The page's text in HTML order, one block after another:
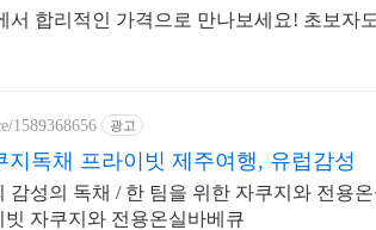
서 합리적인 가격으로 만나보세요! 초보자
1589368656 광고
독채 프라이빗 제주여행, 유럽감성
성의 독채 / 한 팀을 위한 자쿠지와 전용
자쿠지와 전용온실바베큐